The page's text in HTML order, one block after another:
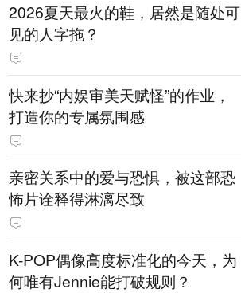
2026夏天最火的鞋，居然是随处可
见的人字拖？
快来抄“内娱审美天赋怪”的作业，
打造你的专属氛围感
亲密关系中的爱与恐惧，被这部恐
怖片诠释得淋漓尽致
K-POP偶像高度标准化的今天，为
何唯有Jennie能打破规则？